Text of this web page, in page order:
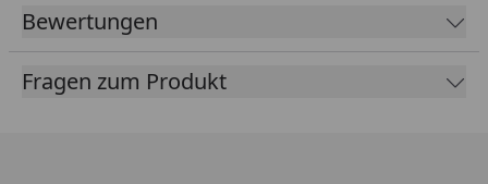
umlaufende Blendenabdeckung
Bewertungen
Fragen zum Produkt